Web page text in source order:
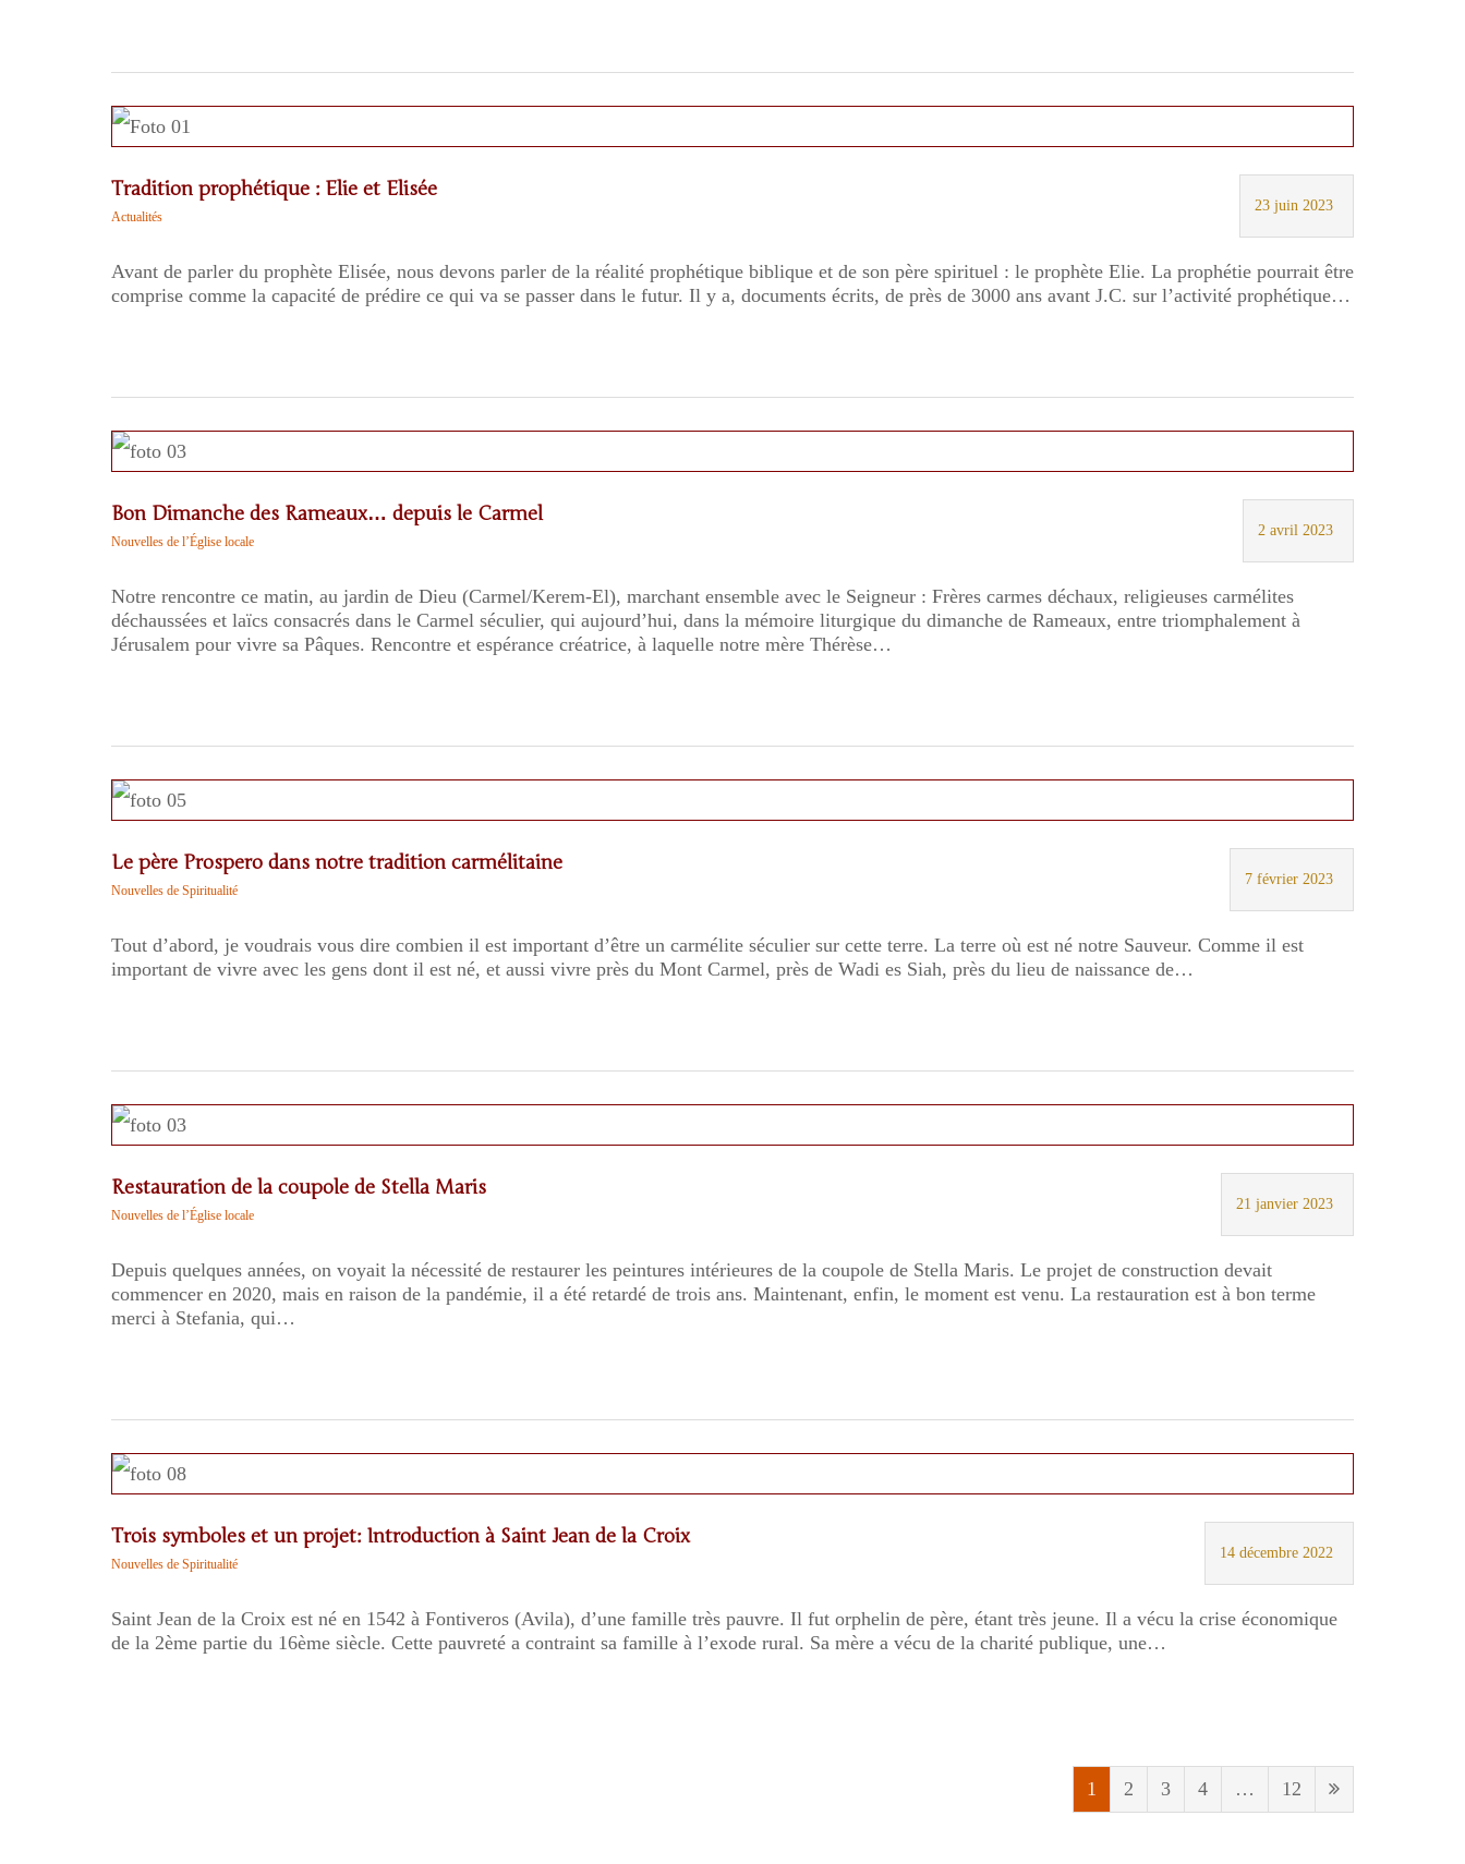
Tradition prophétique : Elie et Elisée
Actualités
23 juin 2023
Avant de parler du prophète Elisée, nous devons parler de la réalité prophétique biblique et de son père spirituel : le prophète Elie. La prophétie pourrait être
comprise comme la capacité de prédire ce qui va se passer dans le futur. Il y a, documents écrits, de près de 3000 ans avant J.C. sur l’activité prophétique…
Bon Dimanche des Rameaux… depuis le Carmel
Nouvelles de l’Église locale
2 avril 2023
Notre rencontre ce matin, au jardin de Dieu (Carmel/Kerem-El), marchant ensemble avec le Seigneur : Frères carmes déchaux, religieuses carmélites
déchaussées et laïcs consacrés dans le Carmel séculier, qui aujourd’hui, dans la mémoire liturgique du dimanche de Rameaux, entre triomphalement à
Jérusalem pour vivre sa Pâques. Rencontre et espérance créatrice, à laquelle notre mère Thérèse…
Le père Prospero dans notre tradition carmélitaine
Nouvelles de Spiritualité
7 février 2023
Tout d’abord, je voudrais vous dire combien il est important d’être un carmélite séculier sur cette terre. La terre où est né notre Sauveur. Comme il est
important de vivre avec les gens dont il est né, et aussi vivre près du Mont Carmel, près de Wadi es Siah, près du lieu de naissance de…
Restauration de la coupole de Stella Maris
Nouvelles de l’Église locale
21 janvier 2023
Depuis quelques années, on voyait la nécessité de restaurer les peintures intérieures de la coupole de Stella Maris. Le projet de construction devait
commencer en 2020, mais en raison de la pandémie, il a été retardé de trois ans. Maintenant, enfin, le moment est venu. La restauration est à bon terme
merci à Stefania, qui…
Trois symboles et un projet: Introduction à Saint Jean de la Croix
Nouvelles de Spiritualité
14 décembre 2022
Saint Jean de la Croix est né en 1542 à Fontiveros (Avila), d’une famille très pauvre. Il fut orphelin de père, étant très jeune. Il a vécu la crise économique
de la 2ème partie du 16ème siècle. Cette pauvreté a contraint sa famille à l’exode rural. Sa mère a vécu de la charité publique, une…
1 2 3 4 … 12